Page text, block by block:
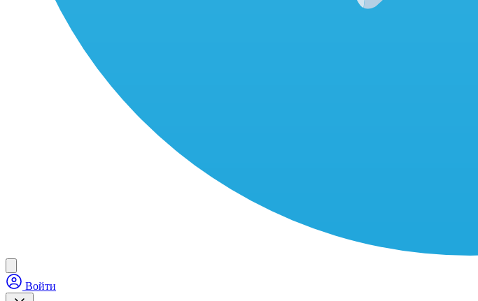
Войти